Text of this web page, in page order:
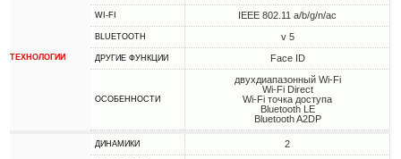
ТЕХНОЛОГИИ
WI-FI IEEE 802.11 a/b/g/n/ac
BLUETOOTH v 5
ДРУГИЕ ФУНКЦИИ Face ID
ОСОБЕННОСТИ
двухдиапазонный Wi-Fi
Wi-Fi Direct
Wi-Fi точка доступа
Bluetooth LE
Bluetooth A2DP
ДИНАМИКИ 2